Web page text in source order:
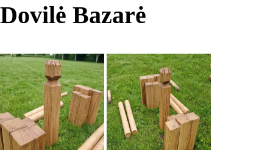
Dovilė Bazarė